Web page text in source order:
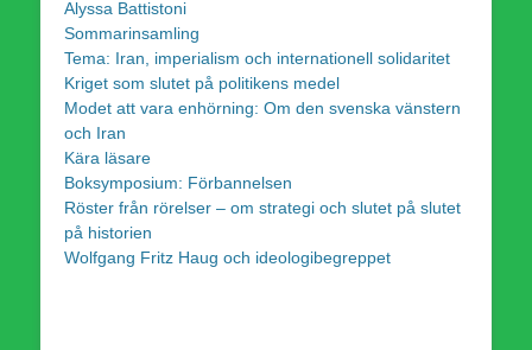
Alyssa Battistoni
Sommarinsamling
Tema: Iran, imperialism och internationell solidaritet
Kriget som slutet på politikens medel
Modet att vara enhörning: Om den svenska vänstern
och Iran
Kära läsare
Boksymposium: Förbannelsen
Röster från rörelser – om strategi och slutet på slutet
på historien
Wolfgang Fritz Haug och ideologibegreppet